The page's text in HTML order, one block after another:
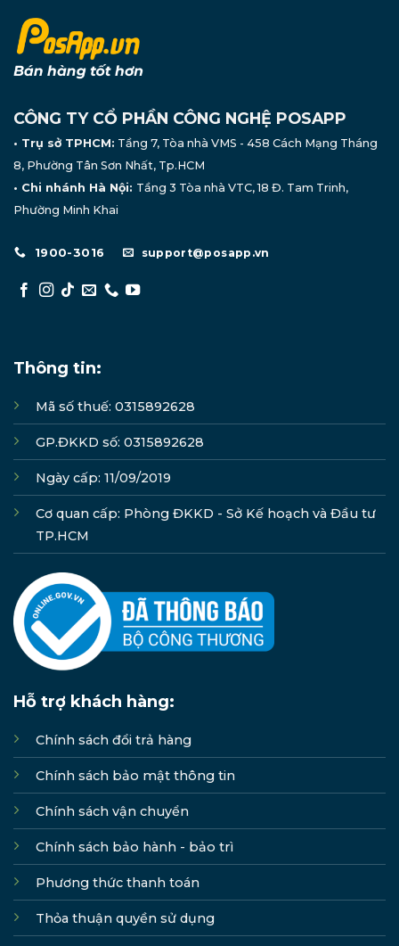
CÔNG TY CỔ PHẦN CÔNG NGHỆ POSAPP
• Trụ sở TPHCM: Tầng 7, Tòa nhà VMS - 458 Cách Mạng Tháng
8, Phường Tân Sơn Nhất, Tp.HCM
• Chi nhánh Hà Nội: Tầng 3 Tòa nhà VTC, 18 Đ. Tam Trinh,
Phường Minh Khai
1900-3016 support@posapp.vn
Thông tin:
Mã số thuế: 0315892628
GP.ĐKKD số: 0315892628
Ngày cấp: 11/09/2019
Cơ quan cấp: Phòng ĐKKD - Sở Kế hoạch và Đầu tư
TP.HCM
Hỗ trợ khách hàng:
Chính sách đổi trả hàng
Chính sách bảo mật thông tin
Chính sách vận chuyển
Chính sách bảo hành - bảo trì
Phương thức thanh toán
Thỏa thuận quyền sử dụng